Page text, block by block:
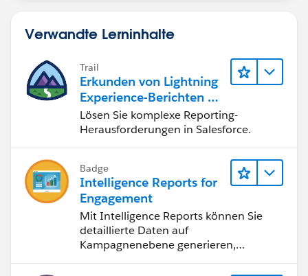
Verwandte Lerninhalte
Trail
Erkunden von Lightning
Experience-Berichten & -
Dashboards
Lösen Sie komplexe Reporting-
Herausforderungen in Salesforce.
Badge
Intelligence Reports for
Engagement
Mit Intelligence Reports können Sie
detaillierte Daten auf
Kampagnenebene generieren,